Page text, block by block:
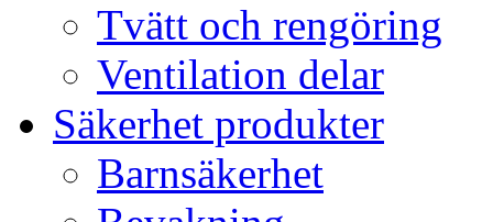
Tvätt och rengöring
Ventilation delar
Säkerhet produkter
Barnsäkerhet